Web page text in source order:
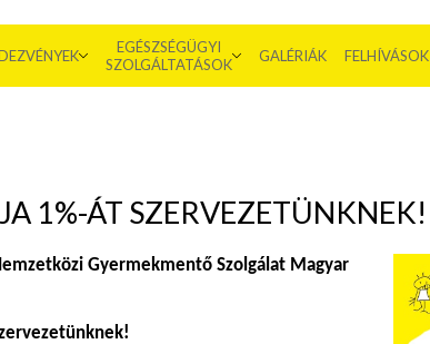
EGÉSZSÉGÜGYI
SZOLGÁLTATÁSOK
GALÉRIÁK FELHÍVÁSOK
1%-ÁT SZERVEZETÜNKNEK!
Gyermekmentő Szolgálat Magyar